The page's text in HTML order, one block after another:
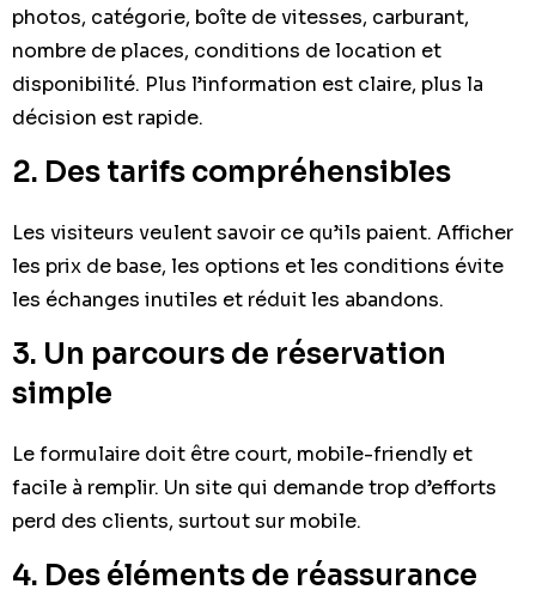
photos, catégorie, boîte de vitesses, carburant,
nombre de places, conditions de location et
disponibilité. Plus l’information est claire, plus la
décision est rapide.
2. Des tarifs compréhensibles
Les visiteurs veulent savoir ce qu’ils paient. Afficher
les prix de base, les options et les conditions évite
les échanges inutiles et réduit les abandons.
3. Un parcours de réservation
simple
Le formulaire doit être court, mobile-friendly et
facile à remplir. Un site qui demande trop d’efforts
perd des clients, surtout sur mobile.
4. Des éléments de réassurance